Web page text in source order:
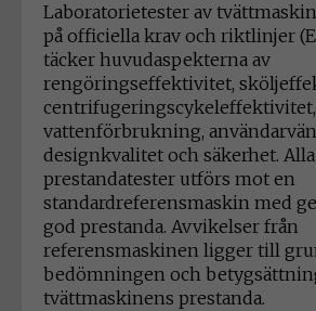
Laboratorietester av
på officiella krav och riktlinjer
täcker huvudaspekterna av
rengöringseffektivitet,
vattenförbrukning,
designkvalitet och säkerhet. Alla
prestandatester utförs mot en
standardreferensmaskin med
god prestanda. Avvikelser från
referensmaskinen ligger till
bedömningen och
tvättmaskinens prestanda.